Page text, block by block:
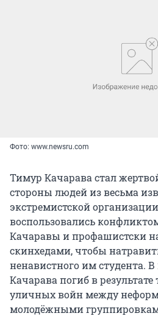
Фото: www.newsru.com
Тимур Качарава стал
стороны людей из весьма
экстремистской
воспользовались
Качаравы и профашистски
скинхедами, чтобы
ненавистного им студента.
Качарава погиб в
уличных войн между
молодёжными